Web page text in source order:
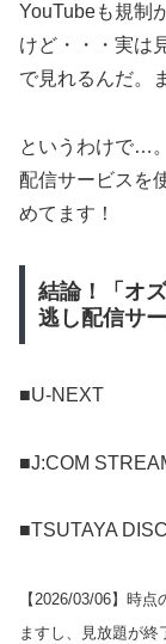
YouTubeも規制
けど・・・実は
で見れるんだ。
というわけで…
配信サービスを
めてます！
結論！「オ
逃し配信サ
■U-NEXT
■J:COM
■TSUTAYA
【2026/03/06】時点
ますし、見放題が